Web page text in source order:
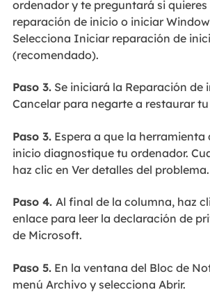
ordenador y te preguntará si
reparación de inicio o iniciar
Selecciona Iniciar reparación de
(recomendado).
Paso 3.Se iniciará la Reparación de
Cancelar para negarte a restaurar
Paso 3.Espera a que la herramienta
inicio diagnostique tu ordenador.
haz clic en Ver detalles del problema.
Paso 4. Al final de la columna, haz
enlace para leer la declaración de
de Microsoft.
Paso 5.En la ventana del Bloc de
menú Archivo y selecciona Abrir.